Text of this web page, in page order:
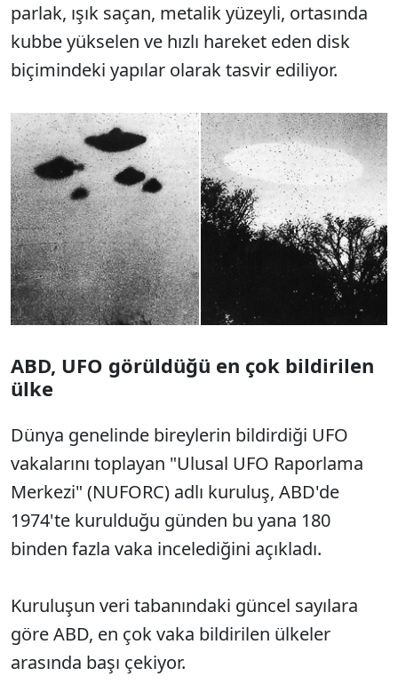
parlak, ışık saçan, metalik yüzeyli, ortasında
kubbe yükselen ve hızlı hareket eden disk
biçimindeki yapılar olarak tasvir ediliyor.
ABD, UFO görüldüğü en çok bildirilen
ülke
Dünya genelinde bireylerin bildirdiği UFO
vakalarını toplayan "Ulusal UFO Raporlama
Merkezi" (NUFORC) adlı kuruluş, ABD'de
1974'te kurulduğu günden bu yana 180
binden fazla vaka incelediğini açıkladı.
Kuruluşun veri tabanındaki güncel sayılara
göre ABD, en çok vaka bildirilen ülkeler
arasında başı çekiyor.